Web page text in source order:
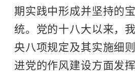
期实践中形成并坚持的
统。党的十八大以来，
央八项规定及其实施细
进党的作风建设方面发